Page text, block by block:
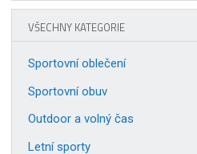
t
VŠECHNY KATEGORIE
Sportovní oblečení
Sportovní obuv
Outdoor a volný čas
Letní sporty